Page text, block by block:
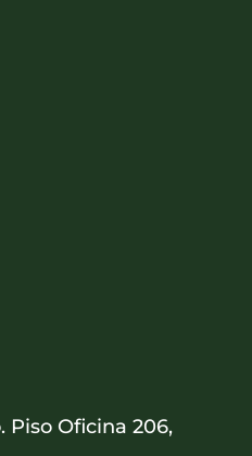
Piso Oficina 206,